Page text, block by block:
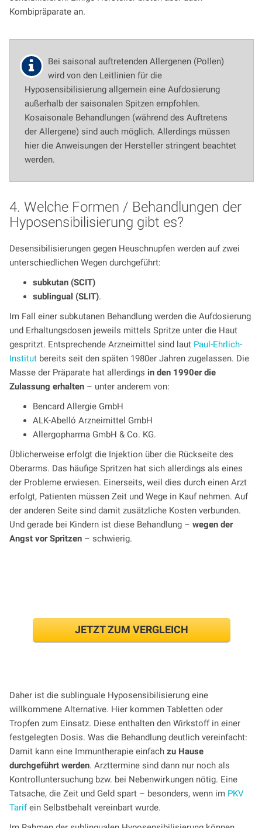
Kombipräparate an.
Bei saisonal auftretenden Allergenen (Pollen)
wird von den Leitlinien für die
Hyposensibilisierung allgemein eine Aufdosierung
außerhalb der saisonalen Spitzen empfohlen.
Kosaisonale Behandlungen (während des Auftretens
der Allergene) sind auch möglich. Allerdings müssen
hier die Anweisungen der Hersteller stringent beachtet
werden.
4. Welche Formen / Behandlungen der
Hyposensibilisierung gibt es?
Desensibilisierungen gegen Heuschnupfen werden auf zwei
unterschiedlichen Wegen durchgeführt:
subkutan (SCIT)
sublingual (SLIT).
Im Fall einer subkutanen Behandlung werden die Aufdosierung
und Erhaltungsdosen jeweils mittels Spritze unter die Haut
gespritzt. Entsprechende Arzneimittel sind laut Paul-Ehrlich-
Institutbereits seit den späten 1980er Jahren zugelassen. Die
Masse der Präparate hat allerdings in den 1990er die
Zulassung erhalten– unter anderem von:
Ben­card Al­ler­gie GmbH
ALK-Abelló Arz­nei­mit­tel GmbH
All­er­go­phar­ma GmbH & Co. KG.
Üblicherweise erfolgt die Injektion über die Rückseite des
Oberarms. Das häufige Spritzen hat sich allerdings als eines
der Probleme erwiesen. Einerseits, weil dies durch einen Arzt
erfolgt, Patienten müssen Zeit und Wege in Kauf nehmen. Auf
der anderen Seite sind damit zusätzliche Kosten verbunden.
Und gerade bei Kindern ist diese Behandlung – wegen der
Angst vor Spritzen– schwierig.
JETZT ZUM VERGLEICH
Daher ist die sublinguale Hyposensibilisierung eine
willkommene Alternative. Hier kommen Tabletten oder
Tropfen zum Einsatz. Diese enthalten den Wirkstoff in einer
festgelegten Dosis. Was die Behandlung deutlich vereinfacht:
Damit kann eine Immuntherapie einfach zu Hause
durchgeführt werden. Arzttermine sind dann nur noch als
Kontrolluntersuchung bzw. bei Nebenwirkungen nötig. Eine
Tatsache, die Zeit und Geld spart – besonders, wenn im PKV
Tarifein Selbstbehalt vereinbart wurde.